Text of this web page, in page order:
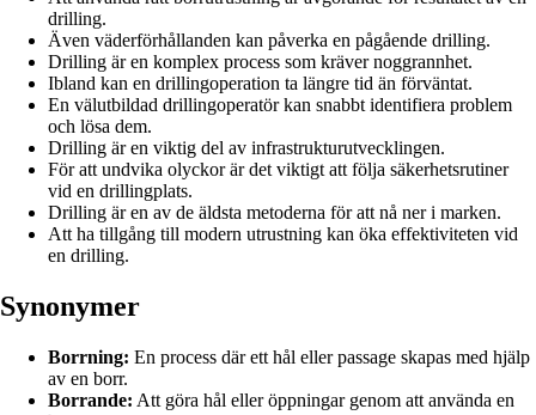
drilling.
Även väderförhållanden kan påverka en pågående drilling.
Drilling är en komplex process som kräver noggrannhet.
Ibland kan en drillingoperation ta längre tid än förväntat.
En välutbildad drillingoperatör kan snabbt identifiera problem
och lösa dem.
Drilling är en viktig del av infrastrukturutvecklingen.
För att undvika olyckor är det viktigt att följa säkerhetsrutiner
vid en drillingplats.
Drilling är en av de äldsta metoderna för att nå ner i marken.
Att ha tillgång till modern utrustning kan öka effektiviteten vid
en drilling.
Synonymer
Borrning: En process där ett hål eller passage skapas med hjälp
av en borr.
Borrande: Att göra hål eller öppningar genom att använda en